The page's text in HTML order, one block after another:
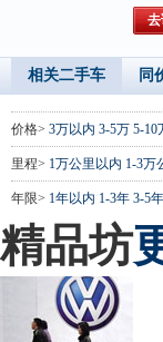
相关二手车 同
价格> 3万以内 3-5万 5-10
里程> 1万公里以内 1-3万
年限> 1年以内 1-3年 3-5年
精品坊